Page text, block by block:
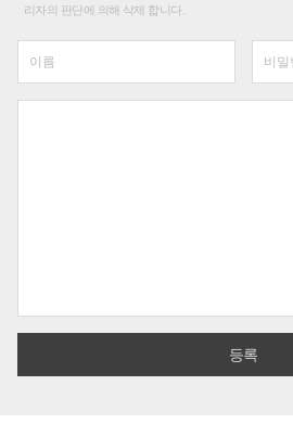
리자의 판단에 의해 삭제 합니다.